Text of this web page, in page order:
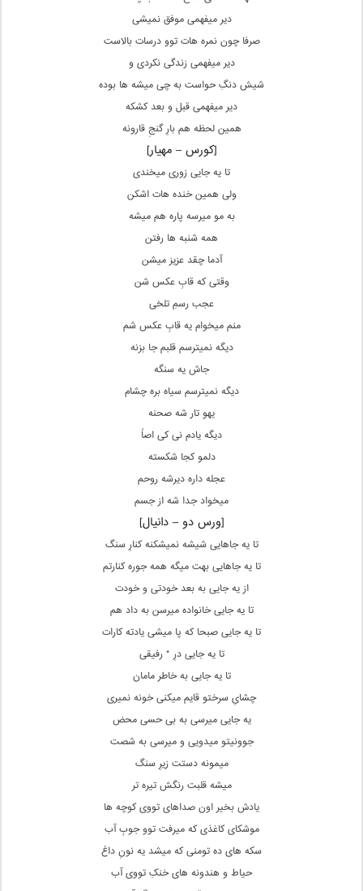
دیر میفهمی موفق نمیشی
صرفا چون نمره هات توو درسات بالاست
دیر میفهمی زندگی نکردی و
شیش دنگِ حواست به چی میشه ها بوده
دیر میفهمی قبل و بعد کشکه
همین لحظه هم بارِ گنجِ قارونه
[کورس – مهیار]
تا یه جایی زوری میخندی
ولی همین خنده هات اشکن
به مو میرسه پاره هم میشه
همه شنبه ها رفتن
آدما چقد عزیز میشن
وقتی که قابِ عکس شن
عجب رسمِ تلخی
منم میخوام یه قابِ عکس شم
دیگه نمیترسم قلبم جا بزنه
جاش یه سنگه
دیگه نمیترسم سیاه بره چشام
یهو تار شه صحنه
دیگه یادم نی کی اصاً
دلمو کجا شکسته
عجله داره دیرشه روحم
میخواد جدا شه از جسم
[ورس دو – دانیال]
تا یه جاهایی شیشه نمیشکنه کنارِ سنگ
تا یه جاهایی بهت میگه همه جوره کنارتم
از یه جایی به بعد خودتی و خودت
تا یه جایی خانواده میرسن به داد هم
تا یه جایی صبحا که پا میشی یادته کارات
تا یه جایی درِ * رفیقی
تا یه جایی به خاطر مامان
چشایِ سرختو قایم میکنی خونه نمیری
یه جایی میرسی به بی حسی محض
جوونیتو میدویی و میرسی به شصت
میمونه دستت زیرِ سنگ
میشه قلبت رنگش تیره تر
یادش بخیر اون صداهای تووی کوچه ها
موشکای کاغذی که میرفت توو جوبِ آب
سکه های ده تومنی که میشد یه نونِ داغ
حیاط و هندونه های خنکِ تووی آب